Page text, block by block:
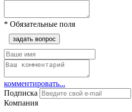
* Обязательные поля
задать вопрос
комментировать...
Подписка
Компания